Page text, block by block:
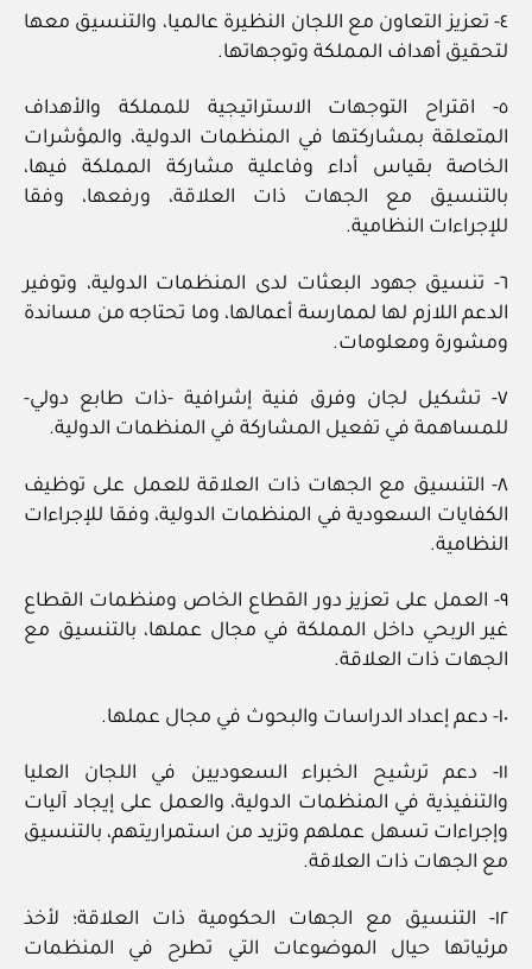
٤- تعزيز التعاون مع اللجان النظيرة عالميا، والتنسيق معها
لتحقيق أهداف المملكة وتوجهاتها.
٥- اقتراح التوجهات الاستراتيجية للمملكة والأهداف
المتعلقة بمشاركتها في المنظمات الدولية، والمؤشرات
الخاصة بقياس أداء وفاعلية مشاركة المملكة فيها،
بالتنسيق مع الجهات ذات العلاقة، ورفعها، وفقا
للإجراءات النظامية.
٦- تنسيق جهود البعثات لدى المنظمات الدولية، وتوفير
الدعم اللازم لها لممارسة أعمالها، وما تحتاجه من مساندة
ومشورة ومعلومات.
٧- تشكيل لجان وفرق فنية إشرافية -ذات طابع دولي-
للمساهمة في تفعيل المشاركة في المنظمات الدولية.
٨- التنسيق مع الجهات ذات العلاقة للعمل على توظيف
الكفايات السعودية في المنظمات الدولية، وفقا للإجراءات
النظامية.
٩- العمل على تعزيز دور القطاع الخاص ومنظمات القطاع
غير الربحي داخل المملكة في مجال عملها، بالتنسيق مع
الجهات ذات العلاقة.
١٠- دعم إعداد الدراسات والبحوث في مجال عملها.
١١- دعم ترشيح الخبراء السعوديين في اللجان العليا
والتنفيذية في المنظمات الدولية، والعمل على إيجاد آليات
وإجراءات تسهل عملهم وتزيد من استمراريتهم، بالتنسيق
مع الجهات ذات العلاقة.
١٢- التنسيق مع الجهات الحكومية ذات العلاقة؛ لأخذ
مرئياتها حيال الموضوعات التي تطرح في المنظمات